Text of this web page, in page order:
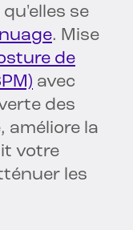
se
nuage. Mise
de
avec
des
améliore la
votre
les